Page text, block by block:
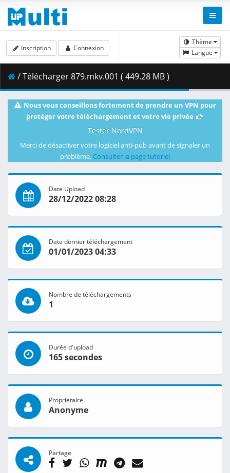
Thème
Langue
Inscription Connexion
/ Télécharger 879.mkv.001 ( 449.28 MB )
Nous vous conseillons fortement de prendre un VPN pour
protéger votre téléchargement et votre vie privée
Tester NordVPN
Merci de désactiver votre logiciel anti-pub avant de signaler un
problème. Consulter la page tutoriel
Date Upload
28/12/2022 08:28
Date dernier téléchargement
01/01/2023 04:33
Nombre de téléchargements
1
Durée d'upload
165 secondes
Propriétaire
Anonyme
Partage